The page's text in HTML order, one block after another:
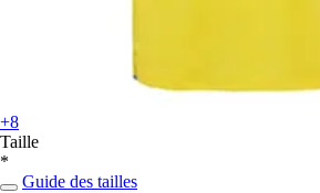
+8
Taille
*
Guide des tailles